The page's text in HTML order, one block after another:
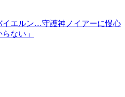
イエルン…守護神ノイアーに慢心
ない」